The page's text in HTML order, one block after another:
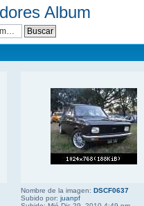
Album
Nombre de la imagen: DSCF0637
Subido por: juanpf